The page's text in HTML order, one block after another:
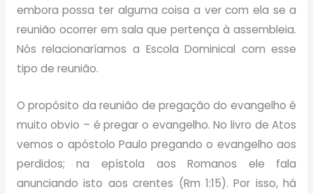
embora possa ter alguma coisa a ver com ela se a
reunião ocorrer em sala que pertença à assembleia.
Nós relacionaríamos a Escola Dominical com esse
tipo de reunião.
O propósito da reunião de pregação do evangelho é
muito obvio – é pregar o evangelho. No livro de Atos
vemos o apóstolo Paulo pregando o evangelho aos
perdidos; na epístola aos Romanos ele fala
anunciando isto aos crentes (Rm 1:15). Por isso, há